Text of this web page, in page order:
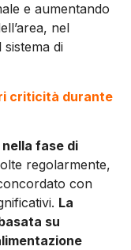
e aumentando
nel
di
criticità durante
fase di
rego­larmente,
con
La
su